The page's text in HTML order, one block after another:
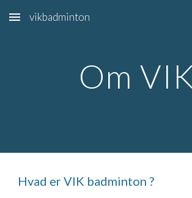
Skip to main content
vikbadminton
Om
Hvad er VIK badminton ?